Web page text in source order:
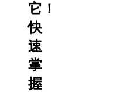
它！
快
速
掌
握